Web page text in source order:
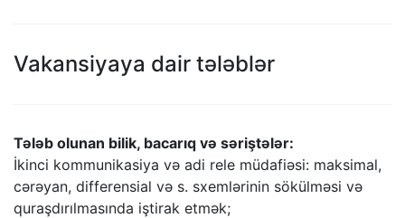
Vakansiyaya dair tələblər
Tələb olunan bilik, bacarıq və səriştələr:
İkinci kommunikasiya və adi rele müdafiəsi: maksimal,
cərəyan, differensial və s. sxemlərinin sökülməsi və
quraşdırılmasında iştirak etmək;